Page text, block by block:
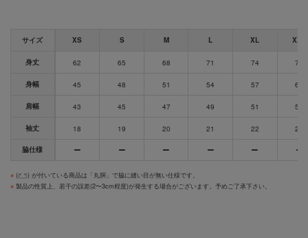
サイズ XS S M L XL XXL
身丈 62 65 68 71 74 77
身幅 45 48 51 54 57 60
肩幅 43 45 47 49 51 54
袖丈 18 19 20 21 22 23
脇仕様
※ (
) が付いている商品は「丸胴」で脇に縫い目が無い仕様です。
※ 製品の性質上、若干の誤差(2〜3cm程度)が発生する場合がございます。予めご了承下さい。